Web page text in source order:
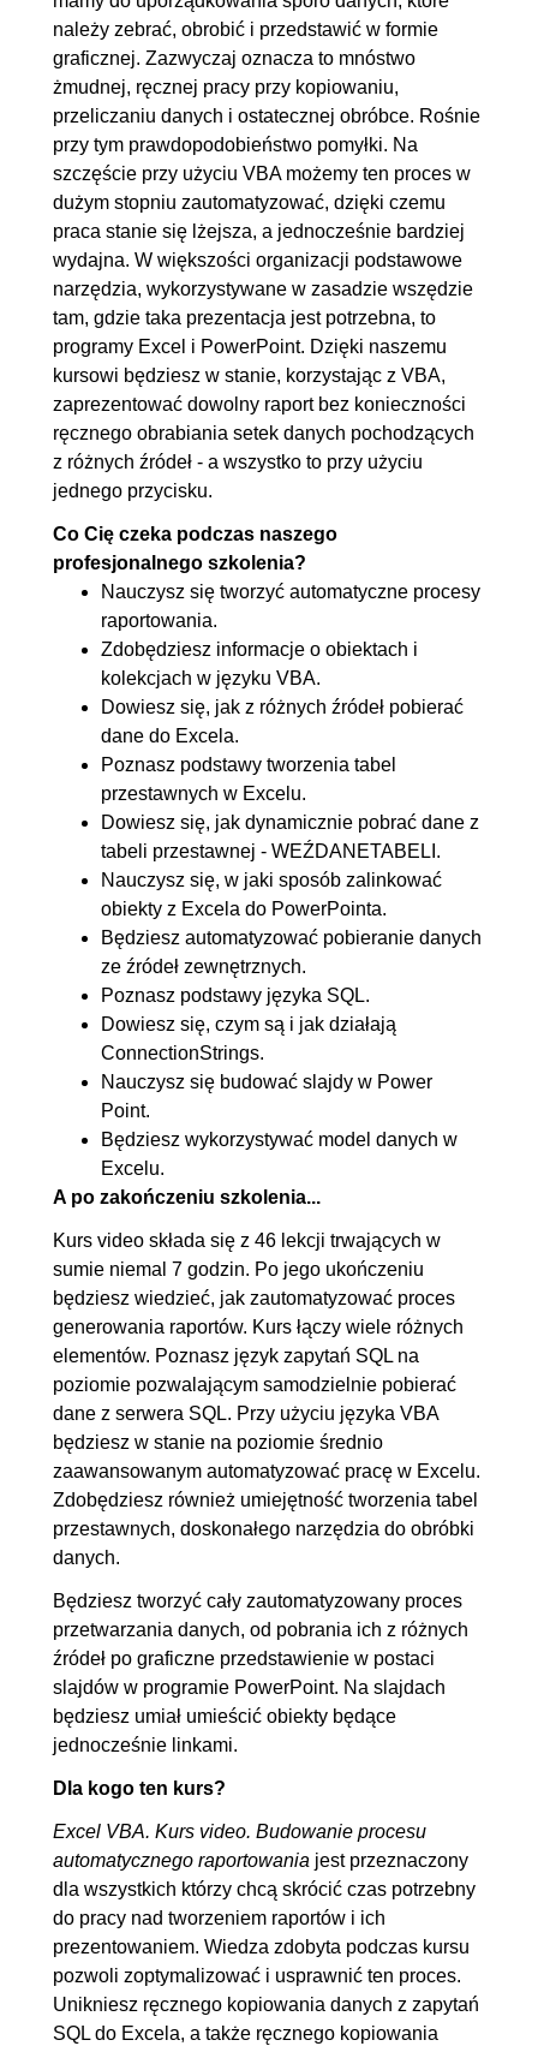
3.1. Wstęp do MS SQL Server
3.2. Klauzula SELECT i FROM
00:11:10
3.3. Klauzula WHERE
3.4. Klauzula GROUP BY
00:15:15
3.5. Widoki - co zrobić, gdy nie
znamy dobrze SQL-a?
4. Pobieramy dane źródłowe
(Access) do Excela
01:20:14
4.1. Data Model - miejsce
naszych danych źródłowych
00:02:54
4.2. Tabele przestawne -
wstęp
OGLĄDAJ »
00:14:16
4.3. Tabela przestawna - dane
z data model
00:09:45
4.4. Funkcja WEŹDANETABELI
oraz adres bezwzględny i
4.5. Przygotowanie raportu -
budowanie tabeli z danymi
00:16:52
4.6. Przygotowanie raportu -
wykres
00:11:26
4.7. Nazwy zakresów dla
elementów raportu
4.8. Przygotowanie listy krajów 00:04:31
5. Automatyzujemy raport w Excelu
(VBA)
5.1. Wstęp do VBA
5.2. Zmienne
5.3. Instrukcja IF
5.5. Obiekty i kolekcje w Excelu
00:19:40
5.6. ThisWorkbook i Active...
5.7. Pętla For Each i zmienne
obiektowe
6. Raport w PowerPoincie 00:47:27
6.1. Budujemy układ slajdów ze
statycznymi elementami
00:07:11
6.2. Linki - co to jest?
00:05:39
6.3. Podłączenie linków z
Excela (raportu)
6.4. Manipulacja linkami - VBA
00:17:23
6.5. Nadawanie nazw slajdom i
7. Ponownie Excel - tworzymy
procedurę do generowania raportów
01:15:18
7.1. Odświeżenie danych
źródłowych przed generacją
7.2. Pętla po krajach
nowym pliku Excel -
przygotowanie parametrów
7.4. Utworzenie raportu w
nowym pliku Excel - VBA
7.5. Optymalizacja VBA
00:04:22
7.6. Utworzenie raportu w
00:14:42
należy zebrać, obrobić i przedstawić w formie
graficznej. Zazwyczaj oznacza to mnóstwo
żmudnej, ręcznej pracy przy kopiowaniu,
przeliczaniu danych i ostatecznej obróbce. Rośnie
przy tym prawdopodobieństwo pomyłki. Na
szczęście przy użyciu VBA możemy ten proces w
dużym stopniu zautomatyzować, dzięki czemu
praca stanie się lżejsza, a jednocześnie bardziej
wydajna. W większości organizacji podstawowe
narzędzia, wykorzystywane w zasadzie wszędzie
tam, gdzie taka prezentacja jest potrzebna, to
programy Excel i PowerPoint. Dzięki naszemu
kursowi będziesz w stanie, korzystając z VBA,
zaprezentować dowolny raport bez konieczności
ręcznego obrabiania setek danych pochodzących
z różnych źródeł - a wszystko to przy użyciu
jednego przycisku.
Co Cię czeka podczas naszego
profesjonalnego szkolenia?
Nauczysz się tworzyć automatyczne procesy
raportowania.
Zdobędziesz informacje o obiektach i
kolekcjach w języku VBA.
Dowiesz się, jak z różnych źródeł pobierać
dane do Excela.
Poznasz podstawy tworzenia tabel
przestawnych w Excelu.
Dowiesz się, jak dynamicznie pobrać dane z
tabeli przestawnej - WEŹDANETABELI.
Nauczysz się, w jaki sposób zalinkować
obiekty z Excela do PowerPointa.
Będziesz automatyzować pobieranie danych
ze źródeł zewnętrznych.
Poznasz podstawy języka SQL.
Dowiesz się, czym są i jak działają
ConnectionStrings.
Nauczysz się budować slajdy w Power
Point.
Będziesz wykorzystywać model danych w
Excelu.
A po zakończeniu szkolenia...
Kurs video składa się z 46 lekcji trwających w
sumie niemal 7 godzin. Po jego ukończeniu
będziesz wiedzieć, jak zautomatyzować proces
generowania raportów. Kurs łączy wiele różnych
elementów. Poznasz język zapytań SQL na
poziomie pozwalającym samodzielnie pobierać
dane z serwera SQL. Przy użyciu języka VBA
będziesz w stanie na poziomie średnio
zaawansowanym automatyzować pracę w Excelu.
Zdobędziesz również umiejętność tworzenia tabel
przestawnych, doskonałego narzędzia do obróbki
danych.
Będziesz tworzyć cały zautomatyzowany proces
przetwarzania danych, od pobrania ich z różnych
źródeł po graficzne przedstawienie w postaci
slajdów w programie PowerPoint. Na slajdach
będziesz umiał umieścić obiekty będące
jednocześnie linkami.
Dla kogo ten kurs?
Excel VBA. Kurs video. Budowanie procesu
automatycznego raportowania jest przeznaczony
dla wszystkich którzy chcą skrócić czas potrzebny
do pracy nad tworzeniem raportów i ich
prezentowaniem. Wiedza zdobyta podczas kursu
pozwoli zoptymalizować i usprawnić ten proces.
Unikniesz ręcznego kopiowania danych z zapytań
SQL do Excela, a także ręcznego kopiowania